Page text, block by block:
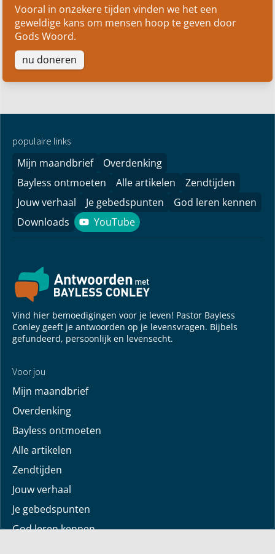
Vooral in onzekere tijden vinden we het een
geweldige kans om mensen hoop te geven door
Gods Woord.
nu doneren
populaire links
Mijn maandbrief
Overdenking
Bayless ontmoeten
Alle artikelen
Zendtijden
Jouw verhaal
Je gebedspunten
God leren kennen
Downloads
YouTube
YouTube
Vind hier bemoedigingen voor je leven! Pastor Bayless
Conley geeft je antwoorden op je levensvragen. Bijbels
gefundeerd, persoonlijk en levensecht.
Voor jou
Mijn maandbrief
Overdenking
Bayless ontmoeten
Alle artikelen
Zendtijden
Jouw verhaal
Je gebedspunten
God leren kennen